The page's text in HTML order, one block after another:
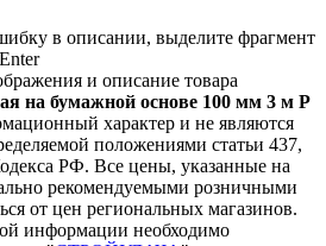
в описании, выделите фрагмент
и описание товара
на бумажной основе 100 мм 3 м P
характер и не являются
положениями статьи 437,
РФ. Все цены, указанные на
рекомендуемыми розничными
от цен региональных магазинов.
информации необходимо